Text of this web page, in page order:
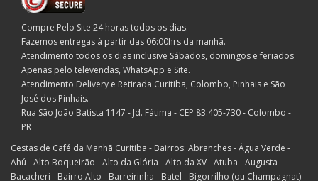
Compre Pelo Site 24 horas todos os dias.
Fazemos entregas à partir das 06:00hrs da manhã.
Atendimento todos os dias inclusive Sábados, domingos e feriados
Apenas pelo televendas, WhatsApp e Site.
Atendimento Delivery e Retirada Curitiba, Colombo, Pinhais e São
José dos Pinhais.
Rua São João Batista 1147 - Jd. Fátima - CEP 83.405-730 - Colombo -
PR
Cestas de Café da Manhã Curitiba - Bairros: Abranches - Água Verde -
Ahú - Alto Boqueirão - Alto da Glória - Alto da XV - Atuba - Augusta -
Bacacheri - Bairro Alto - Barreirinha - Batel - Bigorrilho (ou Champagnat) -